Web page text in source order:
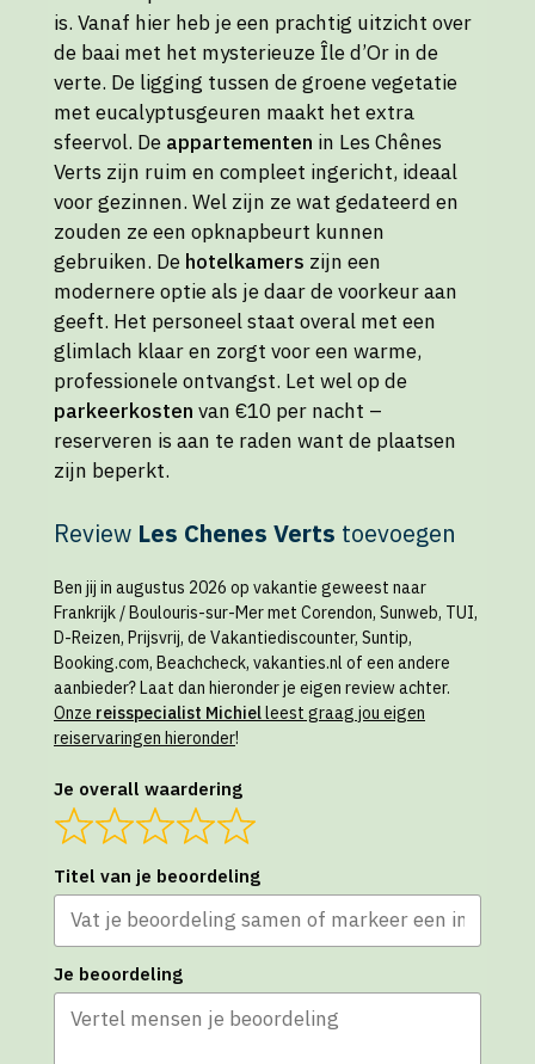
is. Vanaf hier heb je een prachtig uitzicht over
de baai met het mysterieuze Île d’Or in de
verte. De ligging tussen de groene vegetatie
met eucalyptusgeuren maakt het extra
sfeervol. De appartementen in Les Chênes
Verts zijn ruim en compleet ingericht, ideaal
voor gezinnen. Wel zijn ze wat gedateerd en
zouden ze een opknapbeurt kunnen
gebruiken. De hotelkamers zijn een
modernere optie als je daar de voorkeur aan
geeft. Het personeel staat overal met een
glimlach klaar en zorgt voor een warme,
professionele ontvangst. Let wel op de
parkeerkosten van €10 per nacht –
reserveren is aan te raden want de plaatsen
zijn beperkt.
Review Les Chenes Verts toevoegen
Ben jij in augustus 2026 op vakantie geweest naar
Frankrijk / Boulouris-sur-Mer met Corendon, Sunweb, TUI,
D-Reizen, Prijsvrij, de Vakantiediscounter, Suntip,
Booking.com, Beachcheck, vakanties.nl of een andere
aanbieder? Laat dan hieronder je eigen review achter.
Onze reisspecialist Michielleest graag jou eigen
reiservaringen hieronder!
Je overall waardering
Titel van je beoordeling
Je beoordeling